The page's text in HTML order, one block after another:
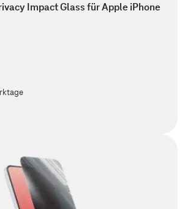
Impact Glass für Apple iPhone